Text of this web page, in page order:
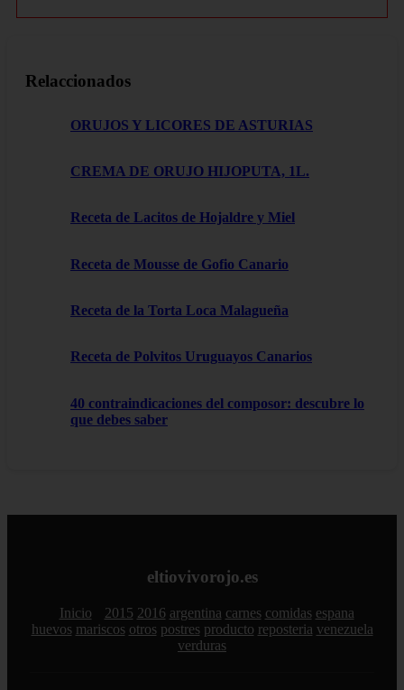
Relaccionados
ORUJOS Y LICORES DE ASTURIAS
CREMA DE ORUJO HIJOPUTA, 1L.
Receta de Lacitos de Hojaldre y Miel
Receta de Mousse de Gofio Canario
Receta de la Torta Loca Malagueña
Receta de Polvitos Uruguayos Canarios
40 contraindicaciones del composor: descubre lo
que debes saber
eltiovivorojo.es
Inicio 2015 2016 argentina carnes comidas espana
huevos mariscos otros postres producto reposteria venezuela
verduras